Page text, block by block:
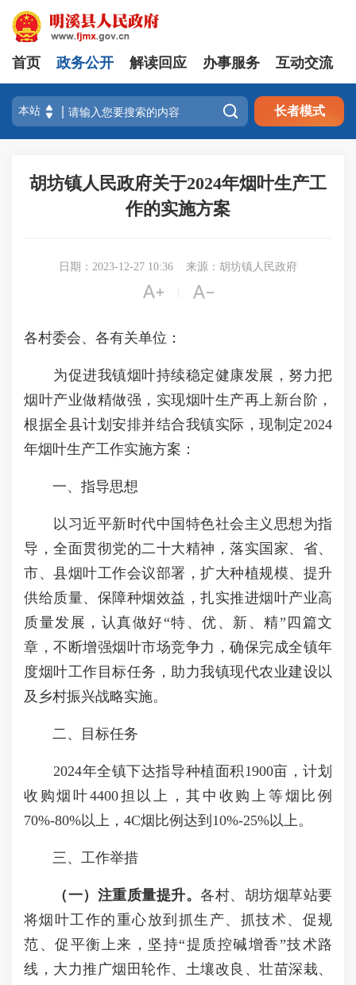
首页 政务公开 解读回应 办事服务 互动交流
 长者模式
胡坊镇人民政府关于2024年烟叶生产工
作的实施方案
日期：2023-12-27 10:36 来源：胡坊镇人民政府
 
各村委会、各有关单位：
为促进我镇烟叶持续稳定健康发展，努力把
烟叶产业做精做强，实现烟叶生产再上新台阶，
根据全县计划安排并结合我镇实际，现制定2024
年烟叶生产工作实施方案：
一、指导思想
以习近平新时代中国特色社会主义思想为指
导，全面贯彻党的二十大精神，落实国家、省、
市、县烟叶工作会议部署，扩大种植规模、提升
供给质量、保障种烟效益，扎实推进烟叶产业高
质量发展，认真做好“特、优、新、精”四篇文
章，不断增强烟叶市场竞争力，确保完成全镇年
度烟叶工作目标任务，助力我镇现代农业建设以
及乡村振兴战略实施。
二、目标任务
2024年全镇下达指导种植面积1900亩，计划
收购烟叶4400担以上，其中收购上等烟比例
70%-80%以上，4C烟比例达到10%-25%以上。
三、工作举措
（一）注重质量提升。 各村、胡坊烟草站要
将烟叶工作的重心放到抓生产、抓技术、促规
范、促平衡上来，坚持“提质控碱增香”技术路
线，大力推广烟田轮作、土壤改良、壮苗深栽、